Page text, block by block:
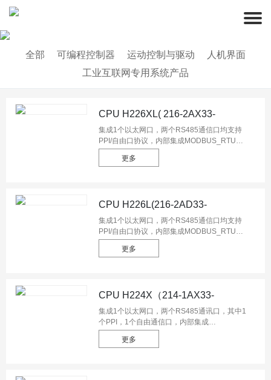
全部 可编程控制器 运动控制与驱动
人机界面
工业互联网专用系统产品
CPU H226XL( 216-2AX33-
0X40/216-2BX33-0X40)
集成1个以太网口，两个RS485通信口均支持
PPI/自由口协议，内部集成MODBUS_RTU、
UDP_PPI、MODBUS_TCP等通信协议，
24DI/16DO共40个数字量I/O，程序空间
更多
CPU H226L(216-2AD33-
0X40/216-2BD33-0X40)
集成1个以太网口，两个RS485通信口均支持
PPI/自由口协议，内部集成MODBUS_RTU、
UDP_PPI、MODBUS_TCP等通信协议，
24DI/16DO共40个数字量I/O，程序空间
板与扩展模块
更多
CPU H224X（214-1AX33-
0X24/214-1BX33-0X24）
集成1个以太网口，两个RS485通讯口，其中1
个PPI，1个自由通信口，内部集成
MODBUS_RTU、UDP_PPI、
MODBUS_TCP等通信协议，14DI/10DO共24
更多